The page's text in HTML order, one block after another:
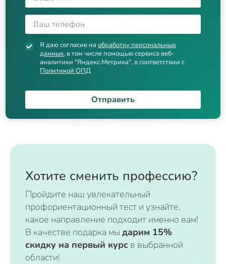
Я даю согласие наобработку персональных
данных, в том числе помощью сервиса веб-
аналитики "Яндекс.Метрика", в соответствии с
Политикой ОПД
Отправить
Хотите сменить профессию?
Пройдите наш увлекательный
профориентационный тест и узнайте,
какое направление подходит именно вам!
В качестве подарка мы дарим 15%
скидку на первый курс в выбранной
области!